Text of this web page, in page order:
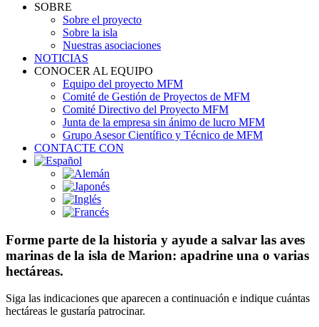
SOBRE
Sobre el proyecto
Sobre la isla
Nuestras asociaciones
NOTICIAS
CONOCER AL EQUIPO
Equipo del proyecto MFM
Comité de Gestión de Proyectos de MFM
Comité Directivo del Proyecto MFM
Junta de la empresa sin ánimo de lucro MFM
Grupo Asesor Científico y Técnico de MFM
CONTACTE CON
Forme parte de la historia y ayude a salvar las aves
marinas de la isla de Marion: apadrine una o varias
hectáreas.
Siga las indicaciones que aparecen a continuación e indique cuántas
hectáreas le gustaría patrocinar.